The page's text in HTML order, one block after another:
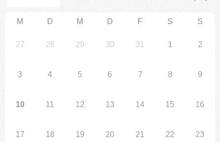
M D M D F S S
27 28 29 30 31 1 2
3 4 5 6 7 8 9
10 11 12 13 14 15 16
17 18 19 20 21 22 23